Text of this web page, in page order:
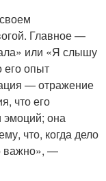
Главное —
или «Я слышу
его опыт
— отражение
что его
эмоций; она
что, когда дело
важно», —